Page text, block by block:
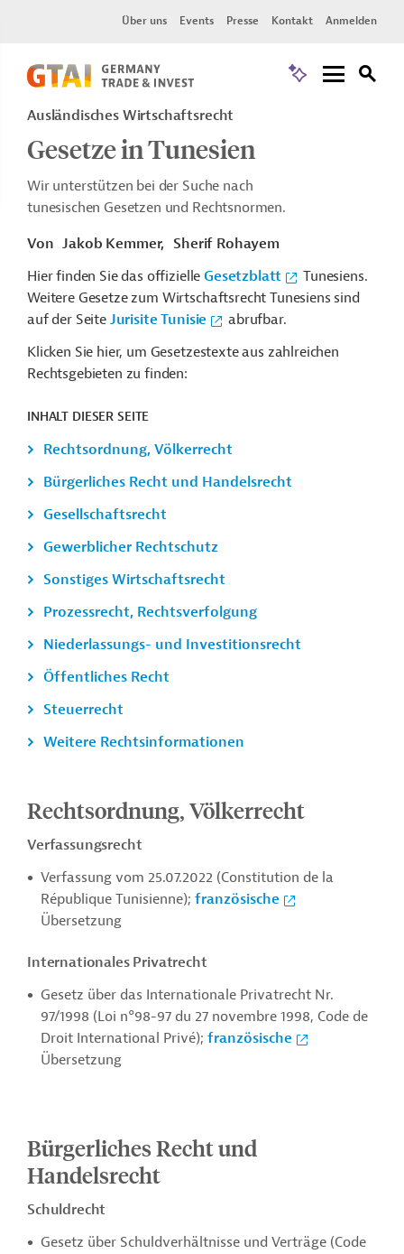
Über uns Events Presse Kontakt Anmelden
Ausländisches Wirtschaftsrecht
Gesetze in Tunesien
Wir unterstützen bei der Suche nach
tunesischen Gesetzen und Rechtsnormen.
Von Jakob Kemmer, Sherif Rohayem
Hier finden Sie das offizielleGesetzblatt
Tunesiens.
Weitere Gesetze zum Wirtschaftsrecht Tunesiens sind
auf der Seite Jurisite Tunisie
abrufbar.
Klicken Sie hier, um Gesetzestexte aus zahlreichen
Rechtsgebieten zu finden:
INHALT DIESER SEITE
Rechtsordnung, Völkerrecht
Bürgerliches Recht und Handelsrecht
Gesellschaftsrecht
Gewerblicher Rechtschutz
Sonstiges Wirtschaftsrecht
Prozessrecht, Rechtsverfolgung
Niederlassungs- und Investitionsrecht
Öffentliches Recht
Steuerrecht
Weitere Rechtsinformationen
Rechtsordnung, Völkerrecht
Verfassungsrecht
Verfassung vom 25.07.2022 (Constitution de la
République Tunisienne); französische
Übersetzung
Internationales Privatrecht
Gesetz über das Internationale Privatrecht Nr.
97/1998 (Loi n°98-97 du 27 novembre 1998, Code de
Droit International Privé); französische
Übersetzung
Bürgerliches Recht und
Handelsrecht
Schuldrecht
Gesetz über Schuldverhältnisse und Verträge (Code